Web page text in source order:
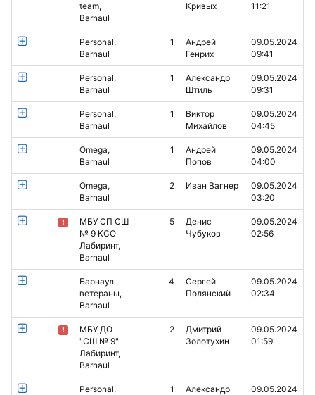
team,
Barnaul
Кривых
11:21
Personal,
Barnaul
1
Андрей
Генрих
09.05.2024
09:41
Personal,
Barnaul
1
Александр
Штиль
09.05.2024
09:31
Personal,
Barnaul
1
Виктор
Михайлов
09.05.2024
04:45
Omega,
Barnaul
1
Андрей
Попов
09.05.2024
04:00
Omega,
Barnaul
2 Иван Вагнер
09.05.2024
03:20
МБУ СП СШ
№ 9 КСО
Лабиринт,
Barnaul
5
Денис
Чубуков
09.05.2024
02:56
Барнаул ,
ветераны,
Barnaul
4
Сергей
Полянский
09.05.2024
02:34
МБУ ДО
"СШ № 9"
Лабиринт,
Barnaul
2
Дмитрий
Золотухин
09.05.2024
01:59
Personal,
1
Александр
09.05.2024